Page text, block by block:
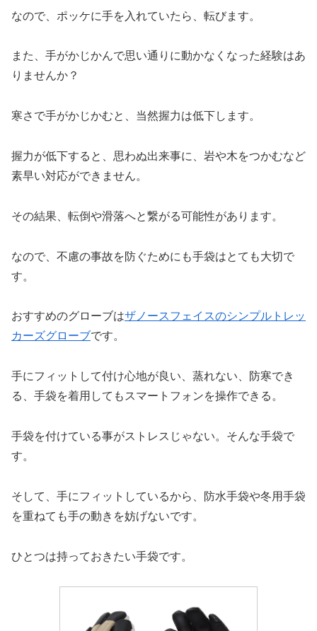
なので、ポッケに手を入れていたら、転びます。
また、手がかじかんで思い通りに動かなくなった経験はあ
りませんか？
寒さで手がかじかむと、当然握力は低下します。
握力が低下すると、思わぬ出来事に、岩や木をつかむなど
素早い対応ができません。
その結果、転倒や滑落へと繋がる可能性があります。
なので、不慮の事故を防ぐためにも手袋はとても大切で
す。
おすすめのグローブはザノースフェイスのシンプルトレッ
カーズグローブです。
手にフィットして付け心地が良い、蒸れない、防寒でき
る、手袋を着用してもスマートフォンを操作できる。
手袋を付けている事がストレスじゃない。そんな手袋で
す。
そして、手にフィットしているから、防水手袋や冬用手袋
を重ねても手の動きを妨げないです。
ひとつは持っておきたい手袋です。